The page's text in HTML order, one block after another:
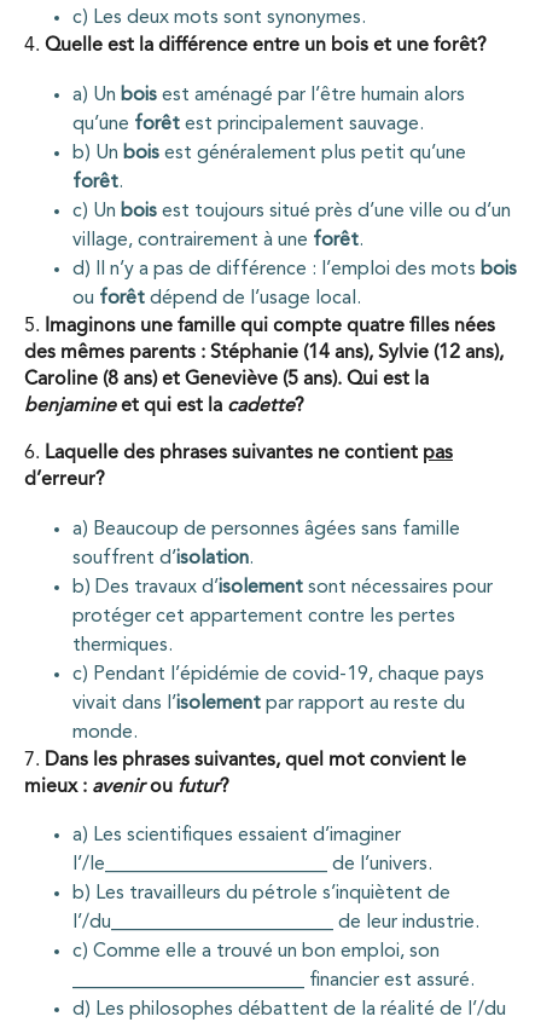
c) Les deux mots sont synonymes.
4. Quelle est la différence entre un bois et une forêt?
a) Un bois est aménagé par l’être humain alors
qu’une forêt est principalement sauvage.
b) Un bois est généralement plus petit qu’une
forêt.
c) Un bois est toujours situé près d’une ville ou d’un
village, contrairement à une forêt.
d) Il n’y a pas de différence : l’emploi des mots bois
ou forêt dépend de l’usage local.
5.
Imaginons une famille qui compte quatre filles nées
des mêmes parents : Stéphanie (14 ans), Sylvie (12 ans),
Caroline (8 ans) et Geneviève (5 ans). Qui est la
benjamineet qui est la cadette?
6. Laquelle des phrases suivantes ne contient pas
d’erreur?
a) Beaucoup de personnes âgées sans famille
souffrent d’isolation.
b) Des travaux d’isolement sont nécessaires pour
protéger cet appartement contre les pertes
thermiques.
c) Pendant l’épidémie de covid-19, chaque pays
vivait dans l’isolement par rapport au reste du
monde.
7. Dans les phrases suivantes, quel mot convient le
mieux : avenirou futur?
a) Les scientifiques essaient d’imaginer
l’/le_______________________ de l’univers.
b) Les travailleurs du pétrole s’inquiètent de
l’/du_______________________ de leur industrie.
c) Comme elle a trouvé un bon emploi, son
________________________ financier est assuré.
d) Les philosophes débattent de la réalité de l’/du